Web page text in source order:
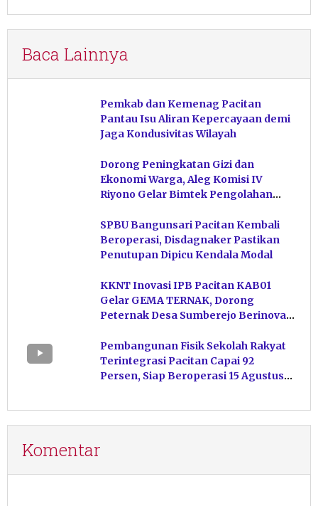
Baca Lainnya
Pemkab dan Kemenag Pacitan
Pantau Isu Aliran Kepercayaan demi
Jaga Kondusivitas Wilayah
Dorong Peningkatan Gizi dan
Ekonomi Warga, Aleg Komisi IV
Riyono Gelar Bimtek Pengolahan
SPBU Bangunsari Pacitan Kembali
Beroperasi, Disdagnaker Pastikan
Penutupan Dipicu Kendala Modal
KKNT Inovasi IPB Pacitan KAB01
Gelar GEMA TERNAK, Dorong
Peternak Desa Sumberejo Berinovasi
Pembangunan Fisik Sekolah Rakyat
Terintegrasi Pacitan Capai 92
Persen, Siap Beroperasi 15 Agustus
Komentar